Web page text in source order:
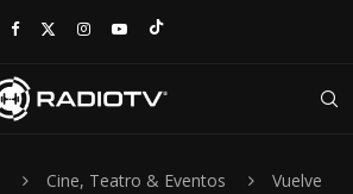
Cine, Teatro & Eventos
Vuelve